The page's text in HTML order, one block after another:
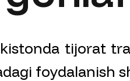
tijorat
foydalanish